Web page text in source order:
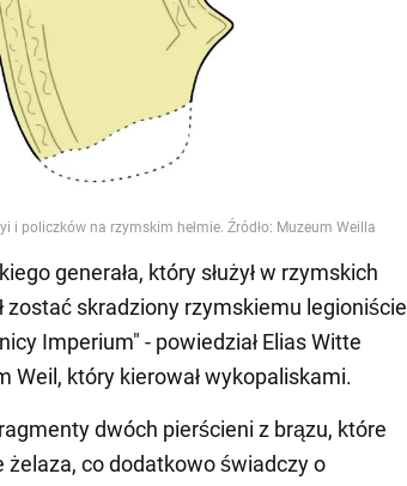
generała, który służył w rzymskich
zostać skradziony rzymskiemu legioniście
Imperium" - powiedział Elias Witte
Weil, który kierował wykopaliskami.
dwóch pierścieni z brązu, które
żelaza, co dodatkowo świadczy o